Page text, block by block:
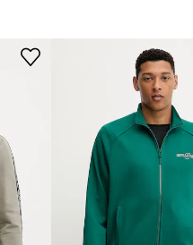
Délka
cm
Model na
vysoký a
Tabulka